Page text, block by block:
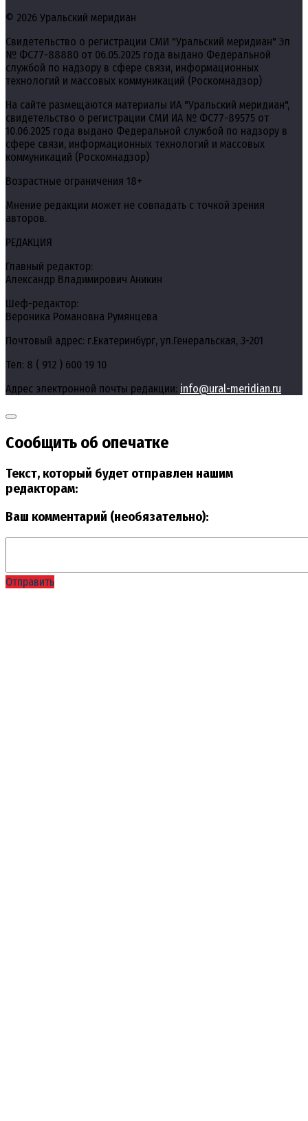
© 2026 Уральский меридиан
Свидетельство о регистрации СМИ "Уральский меридиан" Эл
№ ФС77-88880 от 06.05.2025 года выдано Федеральной
службой по надзору в сфере связи, информационных
технологий и массовых коммуникаций (Роскомнадзор)
На сайте размещаются материалы ИА "Уральский меридиан",
свидетельство о регистрации СМИ ИА № ФС77-89575 от
10.06.2025 года выдано Федеральной службой по надзору в
сфере связи, информационных технологий и массовых
коммуникаций (Роскомнадзор)
Возрастные ограничения 18+
Мнение редакции может не совпадать с точкой зрения
авторов.
РЕДАКЦИЯ
Главный редактор:
Александр Владимирович Аникин
Шеф-редактор:
Вероника Романовна Румянцева
Почтовый адрес: г.Екатеринбург, ул.Генеральская, 3-201
Тел: 8 ( 912 ) 600 19 10
Адрес электронной почты редакции: info@ural-meridian.ru
Сообщить об опечатке
Текст, который будет отправлен нашим
редакторам:
Ваш комментарий (необязательно):
Отправить